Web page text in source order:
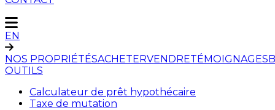
EN
NOS PROPRIÉTÉSACHETERVENDRETÉMOIGNAGES
OUTILS
Calculateur de prêt hypothécaire
Taxe de mutation